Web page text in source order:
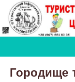
Городище